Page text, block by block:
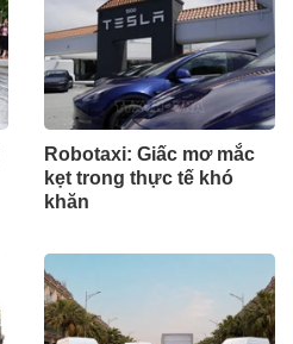
Robotaxi: Giấc mơ mắc
kẹt trong thực tế khó
khăn